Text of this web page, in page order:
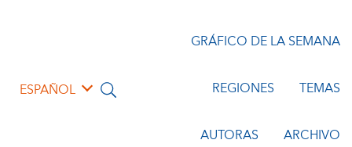
ESPAÑOL
GRÁFICO DE LA SEMANA
REGIONES TEMAS
AUTORAS ARCHIVO